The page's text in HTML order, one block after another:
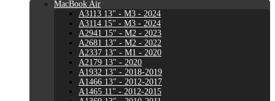
MacBook Air
A3113 13" - M3 - 2024
A3114 15" - M3 - 2024
A2941 15" - M2 - 2023
A2681 13" - M2 - 2022
A2337 13" - M1 - 2020
A2179 13" - 2020
A1932 13" - 2018-2019
A1466 13" - 2012-2017
A1465 11" - 2012-2015